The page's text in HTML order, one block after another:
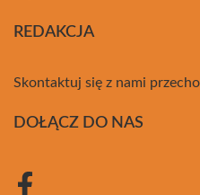
REDAKCJA
Skontaktuj się z nami
DOŁĄCZ DO NAS